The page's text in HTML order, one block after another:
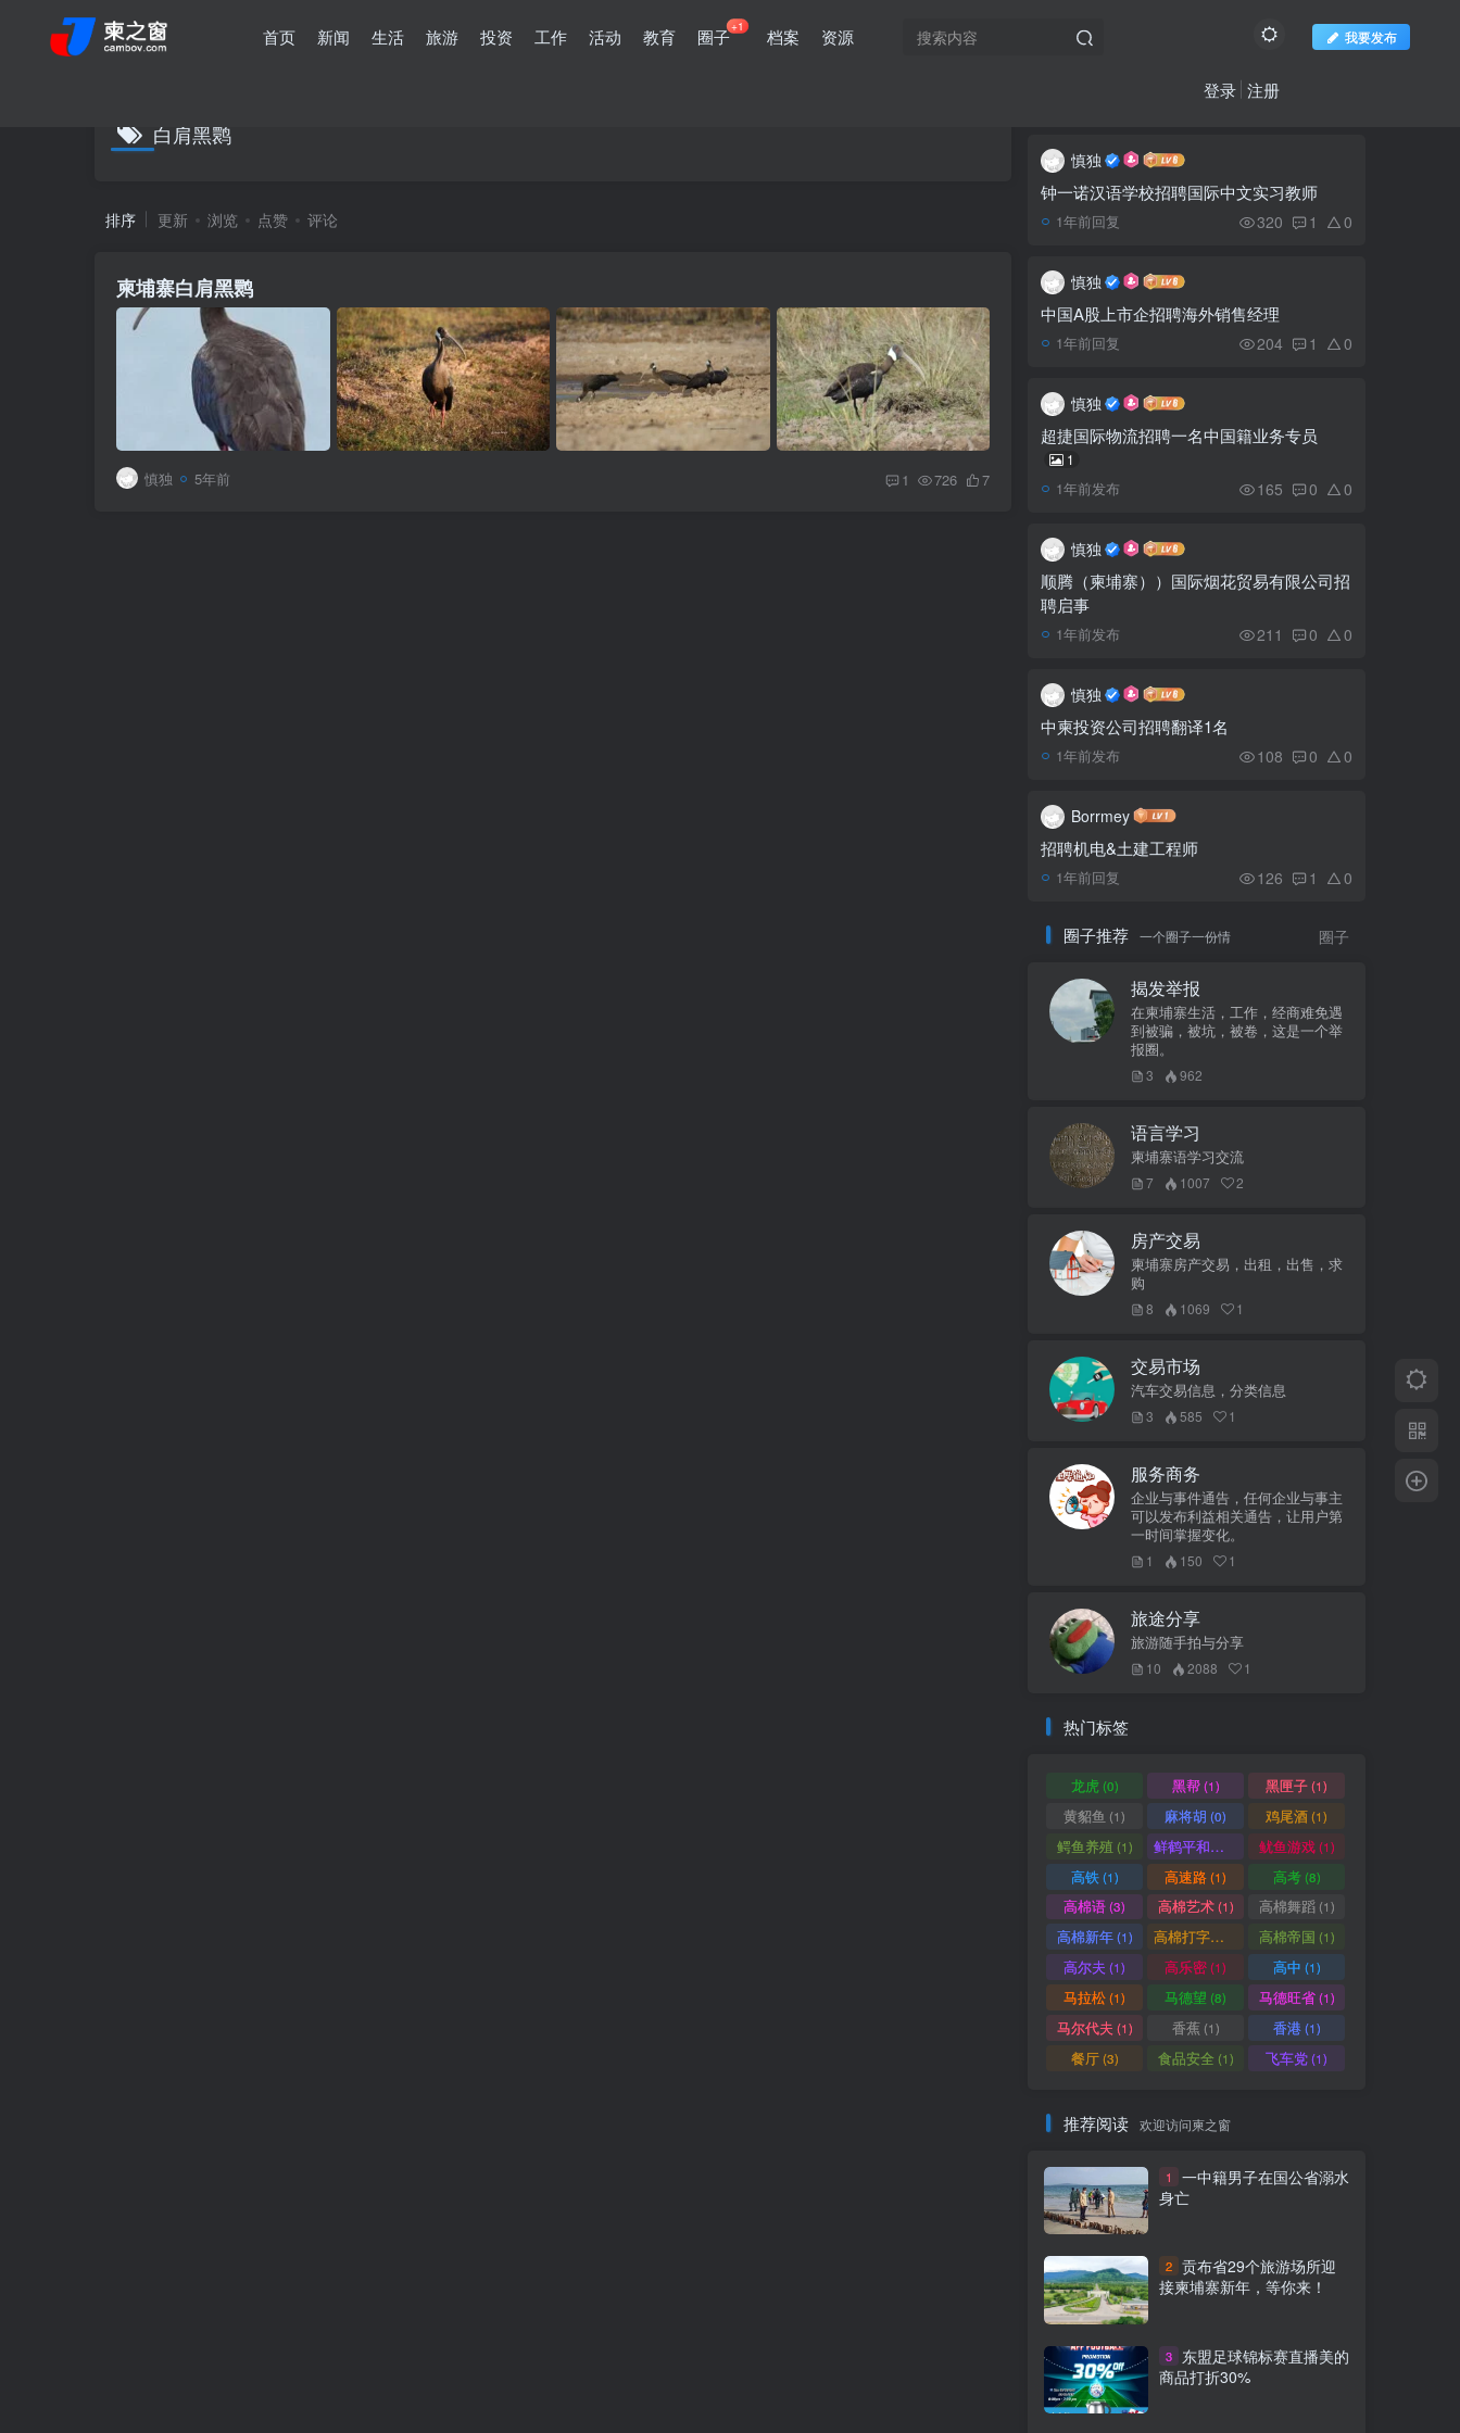
首页 新闻 生活 旅游 投资 工作 活动 教育 圈子+1 档案 资源 我要发布
登录 注册
白肩黑鹮
排序 更新 浏览 点赞 评论
柬埔寨白肩黑鹮
慎独 5年前 1 726 7
1 一中籍男子在国公省溺水
身亡
接柬埔寨新年，等你来！
东盟足球锦标赛直播美的
4
截至7月，柬埔寨发展理
事会共批准93个新项目
赴华人员远端防控要求的通
知（3月24日）
18座房屋被烧毁
慎独
钟一诺汉语学校招聘国际中文实习教师
1年前回复 320 1 0
慎独
中国A股上市企招聘海外销售经理
1年前回复 204 1 0
慎独
超捷国际物流招聘一名中国籍业务专员
1
1年前发布 165 0 0
慎独
顺腾（柬埔寨））国际烟花贸易有限公司招
聘启事
1年前发布 211 0 0
慎独
中柬投资公司招聘翻译1名
1年前发布 108 0 0
Borrmey
招聘机电&土建工程师
1年前回复 126 1 0
圈子推荐 一个圈子一份情 圈子
揭发举报
在柬埔寨生活，工作，经商难免遇
到被骗，被坑，被卷，这是一个举
报圈。
3 962
语言学习
柬埔寨语学习交流
7 1007 2
房产交易
柬埔寨房产交易，出租，出售，求
购
8 1069 1
交易市场
汽车交易信息，分类信息
3 585 1
服务商务
企业与事件通告，任何企业与事主
可以发布利益相关通告，让用户第
一时间掌握变化。
1 150 1
旅途分享
旅游随手拍与分享
10 2088 1
热门标签
龙虎(0) 黑帮(1) 黑匣子(1)
黄貂鱼 (1) 麻将胡 (0) 鸡尾酒(1)
鳄鱼养殖 (1) 鲜鹤平和赏 鱿鱼游戏(1)
高铁(1) 高速路(1) 高考(8)
高棉语(3) 高棉艺术(1) 高棉舞蹈(1)
高棉新年(1) 高棉打字机 高棉帝国 (1)
高尔夫 (1) 高乐密(1) 高中 (1)
马拉松(1) 马德望 (8) 马德旺省(1)
马尔代夫 (1) 香蕉(1) 香港(1)
餐厅(3) 食品安全 (1) 飞车党(1)
推荐阅读 欢迎访问柬之窗
1
一中籍男子在国公省溺水
身亡
2 贡布省29个旅游场所迎
接柬埔寨新年，等你来！
3
东盟足球锦标赛直播美的
商品打折30%